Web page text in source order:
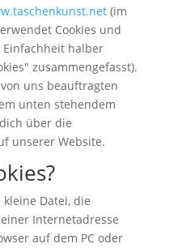
(im
Cookies und
halber
zusammengefasst).
uns beauftragten
unten stehendem
über die
unserer Website.
Datei, die
Internetadresse
auf dem PC oder